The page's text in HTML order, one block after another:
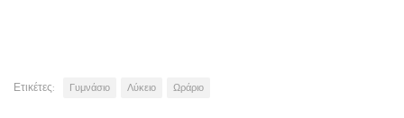
Ετικέτες: Γυμνάσιο Λύκειο Ωράριο